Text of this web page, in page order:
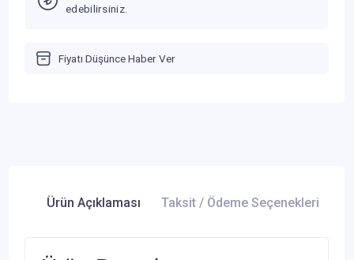
edebilirsiniz.
Fiyatı Düşünce Haber Ver
Ürün Açıklaması Taksit / Ödeme Seçenekleri